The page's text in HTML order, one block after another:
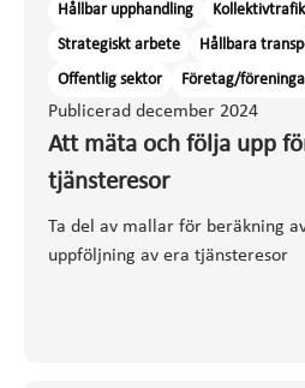
Publicerad december 2024
Att mäta och följa upp
tjänsteresor
Ta del av mallar för beräkning
uppföljning av era tjänsteresor
Hållbar upphandling Kollektivtrafik
Strategiskt arbete
Hållbara
Offentlig sektor
Företag/